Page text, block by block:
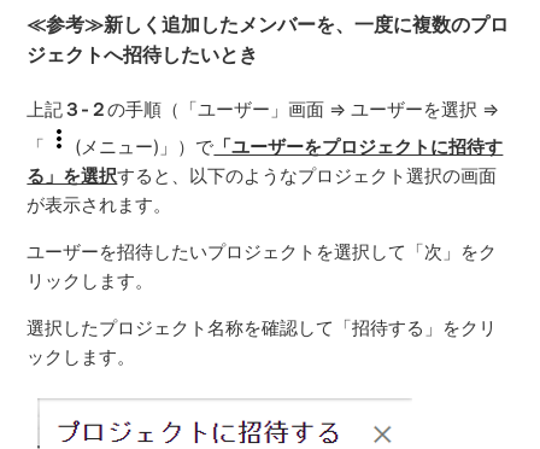
≪参考≫新しく追加したメンバーを、一度に複数のプロ
ジェクトへ招待したいとき
上記３-２の手順（「ユーザー」画面 ⇒ ユーザーを選択 ⇒
「
(メニュー)」）で 「ユーザーをプロジェクトに招待す
る」を選択すると、以下のようなプロジェクト選択の画面
が表示されます。
ユーザーを招待したいプロジェクトを選択して「次」をク
リックします。
選択したプロジェクト名称を確認して「招待する」をクリ
ックします。